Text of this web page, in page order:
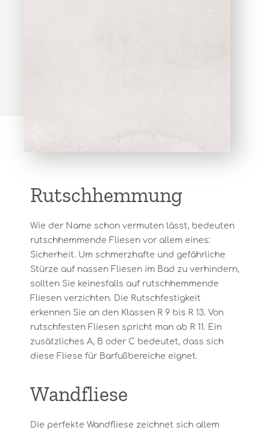
Rutschhemmung
Wie der Name schon vermuten lässt, bedeuten
rutschhemmende Fliesen vor allem eines:
Sicherheit. Um schmerzhafte und gefährliche
Stürze auf nassen Fliesen im Bad zu verhindern,
sollten Sie keinesfalls auf rutschhemmende
Fliesen verzichten. Die Rutschfestigkeit
erkennen Sie an den Klassen R 9 bis R 13. Von
rutschfesten Fliesen spricht man ab R 11. Ein
zusätzliches A, B oder C bedeutet, dass sich
diese Fliese für Barfußbereiche eignet.
Wandfliese
Die perfekte Wandfliese zeichnet sich allem